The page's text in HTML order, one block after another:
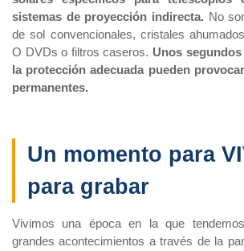
sistemas de proyección indirecta. No
de sol convencionales, cristales
O DVDs o filtros caseros. Unos
la protección adecuada pueden
permanentes.
Un momento para
para grabar
Vivimos una época en la que
grandes acontecimientos a través de la